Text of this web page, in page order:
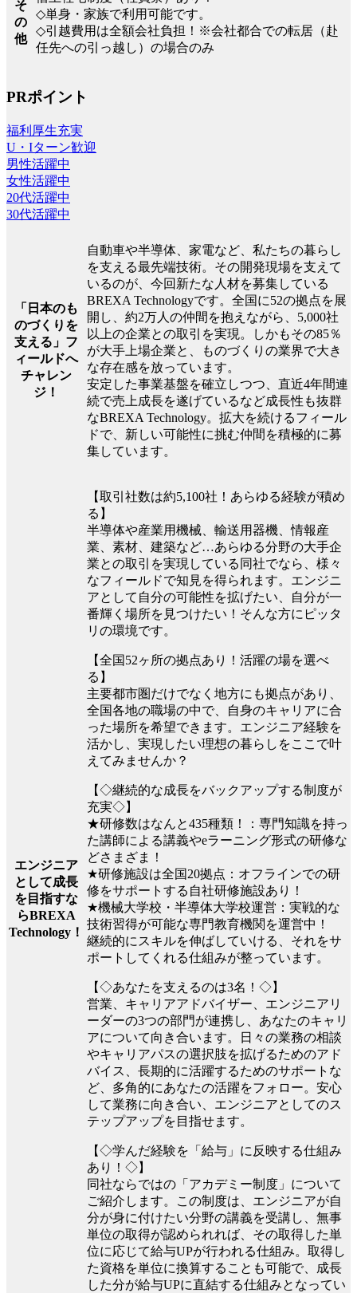
そ
の
他
◇単身・家族で利用可能です。
◇引越費用は全額会社負担！※会社都合での転居（赴
任先への引っ越し）の場合のみ
PRポイント
福利厚生充実
U・Iターン歓迎
男性活躍中
女性活躍中
20代活躍中
30代活躍中
「日本のも
のづくりを
支える」フ
ィールドへ
チャレン
ジ！
自動車や半導体、家電など、私たちの暮らし
を支える最先端技術。その開発現場を支えて
いるのが、今回新たな人材を募集している
BREXA Technologyです。全国に52の拠点を展
開し、約2万人の仲間を抱えながら、5,000社
以上の企業との取引を実現。しかもその85％
が大手上場企業と、ものづくりの業界で大き
な存在感を放っています。
安定した事業基盤を確立しつつ、直近4年間連
続で売上成長を遂げているなど成長性も抜群
なBREXA Technology。拡大を続けるフィール
ドで、新しい可能性に挑む仲間を積極的に募
集しています。
エンジニア
として成長
を目指すな
らBREXA
Technology！
【取引社数は約5,100社！あらゆる経験が積め
る】
半導体や産業用機械、輸送用器機、情報産
業、素材、建築など…あらゆる分野の大手企
業との取引を実現している同社でなら、様々
なフィールドで知見を得られます。エンジニ
アとして自分の可能性を拡げたい、自分が一
番輝く場所を見つけたい！そんな方にピッタ
リの環境です。
【全国52ヶ所の拠点あり！活躍の場を選べ
る】
主要都市圏だけでなく地方にも拠点があり、
全国各地の職場の中で、自身のキャリアに合
った場所を希望できます。エンジニア経験を
活かし、実現したい理想の暮らしをここで叶
えてみませんか？
【◇継続的な成長をバックアップする制度が
充実◇】
★研修数はなんと435種類！：専門知識を持っ
た講師による講義やeラーニング形式の研修な
どさまざま！
★研修施設は全国20拠点：オフラインでの研
修をサポートする自社研修施設あり！
★機械大学校・半導体大学校運営：実戦的な
技術習得が可能な専門教育機関を運営中！
継続的にスキルを伸ばしていける、それをサ
ポートしてくれる仕組みが整っています。
【◇あなたを支えるのは3名！◇】
営業、キャリアアドバイザー、エンジニアリ
ーダーの3つの部門が連携し、あなたのキャリ
アについて向き合います。日々の業務の相談
やキャリアパスの選択肢を拡げるためのアド
バイス、長期的に活躍するためのサポートな
ど、多角的にあなたの活躍をフォロー。安心
して業務に向き合い、エンジニアとしてのス
テップアップを目指せます。
【◇学んだ経験を「給与」に反映する仕組み
あり！◇】
同社ならではの「アカデミー制度」について
ご紹介します。この制度は、エンジニアが自
分が身に付けたい分野の講義を受講し、無事
単位の取得が認められれば、その取得した単
位に応じて給与UPが行われる仕組み。取得し
た資格を単位に換算することも可能で、成長
した分が給与UPに直結する仕組みとなってい